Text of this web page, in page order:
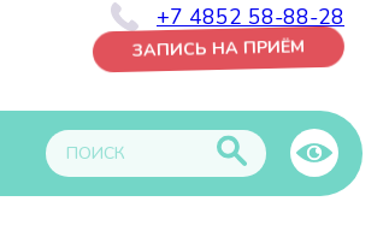
+7 4852 58-88-28
ЗАПИСЬ НА ПРИЁМ